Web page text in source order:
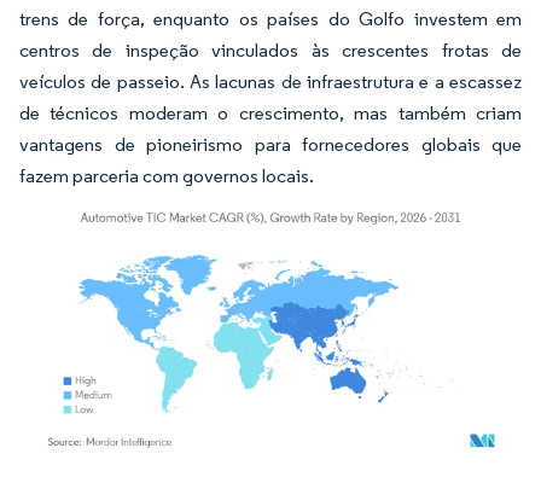
trens de força, enquanto os países do Golfo investem em
centros de inspeção vinculados às crescentes frotas de
veículos de passeio. As lacunas de infraestrutura e a escassez
de técnicos moderam o crescimento, mas também criam
vantagens de pioneirismo para fornecedores globais que
fazem parceria com governos locais.